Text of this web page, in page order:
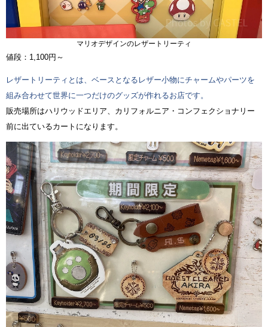
マリオデザインのレザートリーティ
値段：1,100円～
レザートリーティとは、ベースとなるレザー小物にチャームやパーツを
組み合わせて世界に一つだけのグッズが作れるお店です。
販売場所はハリウッドエリア、カリフォルニア・コンフェクショナリー
前に出ているカートになります。